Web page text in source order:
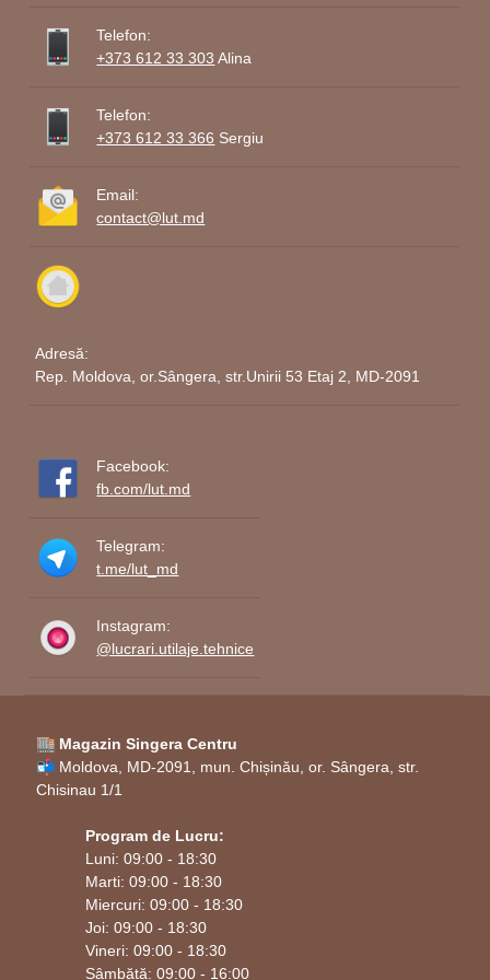
Telefon:
+373 612 33 303 Alina
Telefon:
+373 612 33 366 Sergiu
Email:
contact@lut.md
Adresă:
Rep. Moldova, or.Sângera, str.Unirii 53 Etaj 2, MD-2091
Facebook:
fb.com/lut.md
Telegram:
t.me/lut_md
Instagram:
@lucrari.utilaje.tehnice
🏬 Magazin Singera Centru
📬 Moldova, MD-2091, mun. Chișinău, or. Sângera, str.
Chisinau 1/1
Program de Lucru:
Luni: 09:00 - 18:30
Marti: 09:00 - 18:30
Miercuri: 09:00 - 18:30
Joi: 09:00 - 18:30
Vineri: 09:00 - 18:30
Sâmbătă: 09:00 - 16:00